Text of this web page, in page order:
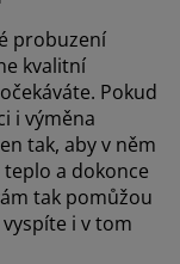
probuzení
kvalitní
Pokud
i výměna
tak, aby v něm
a dokonce
tak pomůžou
i v tom